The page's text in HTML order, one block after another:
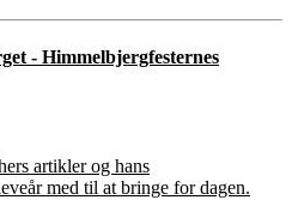
- Himmelbjergfesternes
artikler og hans
med til at bringe for dagen.